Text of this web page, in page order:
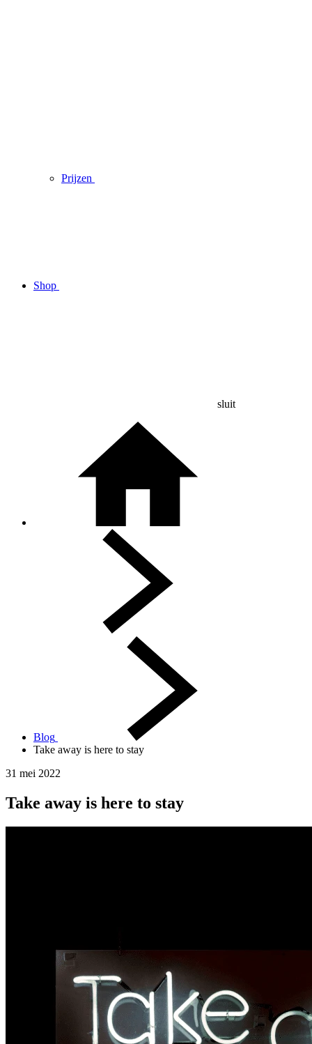
Prijzen
Shop
sluit
Blog
Take away is here to stay
31 mei 2022
Take away is here to stay